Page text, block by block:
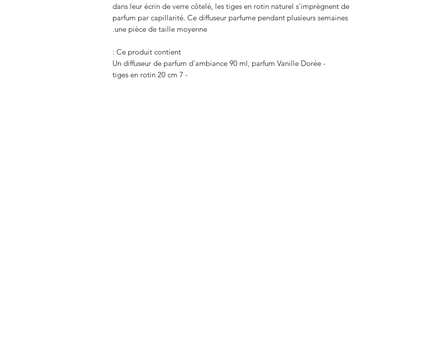
dans leur écrin de verre côtelé, les tiges en rotin naturel s'imprègnent de
parfum par capillarité. Ce diffuseur parfume pendant plusieurs semaines
une pièce de taille moyenne.
Ce produit contient :
- Un diffuseur de parfum d'ambiance 90 ml, parfum Vanille Dorée
- 7 tiges en rotin 20 cm